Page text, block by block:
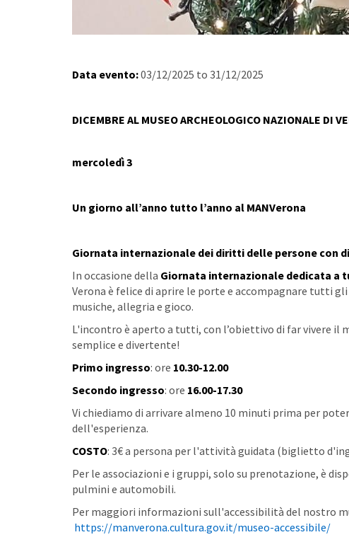
Data evento:03/12/2025 to 31/12/2025
DICEMBRE AL MUSEO ARCHEOLOGICO NAZIONALE DI
mercoledì 3
Un giorno all’anno tutto l’anno al MANVerona
Giornata internazionale dei diritti delle persone con
In occasione della Giornata internazionale dedicata a
Verona è felice di aprire le porte e accompagnare tutti
musiche, allegria e gioco.
L'incontro è aperto a tutti, con l’obiettivo di far vivere il
semplice e divertente!
Primo ingresso: ore 10.30-12.00
Secondo ingresso: ore 16.00-17.30
Vi chiediamo di arrivare almeno 10 minuti prima per
dell'esperienza.
COSTO: 3€ a persona per l'attività guidata (biglietto
Per le associazioni e i gruppi, solo su prenotazione, è
pulmini e automobili.
Per maggiori informazioni sull'accessibilità del nostro
https://manverona.cultura.gov.it/museo-accessibile/